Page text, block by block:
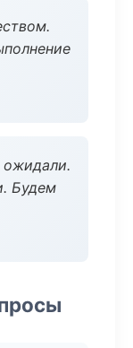
ожидали.
Будем